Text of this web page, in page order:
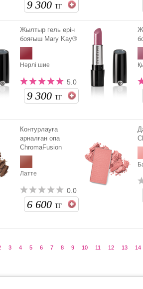
9 300ТГ
Жылтыр гель ерін
бояғыш Mary Kay®
Нәрлі шие
5.0
9 300ТГ
Контурлауға
арналған опа
ChromaFusion
Латте
0.0
6 600ТГ
3 4 5 6 7 8 9 10 11 12 13 14